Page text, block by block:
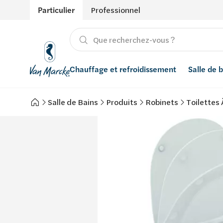
Particulier Professionnel
Chauffage et refroidissement
Chauffage
Salle de
Produits
Énergies renouvelables
Récupération de l'eau de pluie
Adoucisseurs d’eau
Salle de Bains Produits Robinets Toilettes